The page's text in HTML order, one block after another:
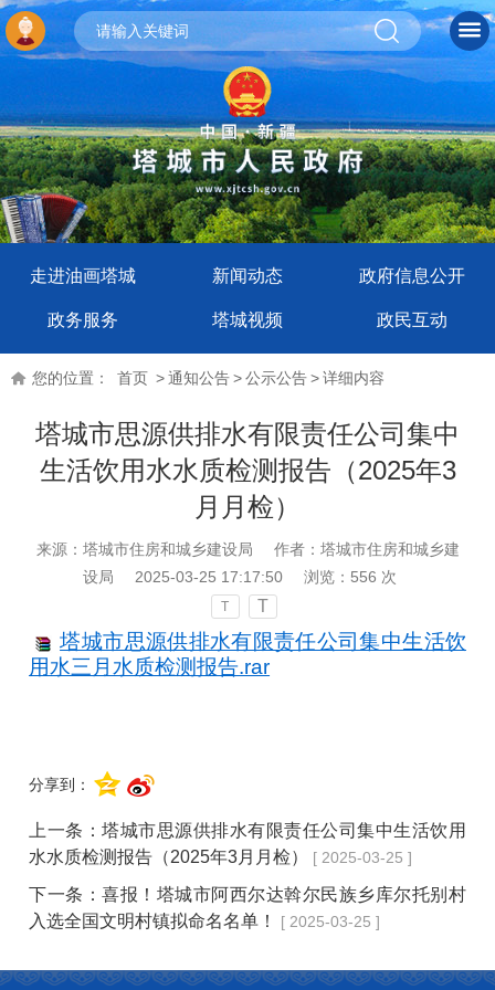
走进油画塔城 新闻动态 政府信息公开
政务服务 塔城视频 政民互动
您的位置： 首页 >通知公告>公示公告>详细内容
塔城市思源供排水有限责任公司集中
生活饮用水水质检测报告（2025年3
月月检）
来源：塔城市住房和城乡建设局
作者：塔城市住房和城乡建
设局
2025-03-25 17:17:50 浏览： 556 次
T T
塔城市思源供排水有限责任公司集中生活饮
用水三月水质检测报告.rar
分享到：
上一条：塔城市思源供排水有限责任公司集中生活饮用
水水质检测报告（2025年3月月检）
[ 2025-03-25 ]
下一条：喜报！塔城市阿西尔达斡尔民族乡库尔托别村
入选全国文明村镇拟命名名单！
[ 2025-03-25 ]